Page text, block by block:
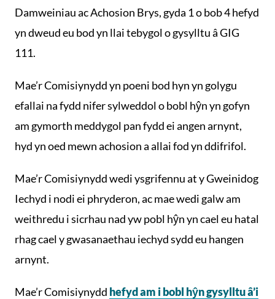
Damweiniau ac Achosion Brys, gyda 1 o bob 4 hefyd
yn dweud eu bod yn llai tebygol o gysylltu â GIG
111.
Mae’r Comisiynydd yn poeni bod hyn yn golygu
efallai na fydd nifer sylweddol o bobl hŷn yn gofyn
am gymorth meddygol pan fydd ei angen arnynt,
hyd yn oed mewn achosion a allai fod yn ddifrifol.
Mae’r Comisiynydd wedi ysgrifennu at y Gweinidog
Iechyd i nodi ei phryderon, ac mae wedi galw am
weithredu i sicrhau nad yw pobl hŷn yn cael eu hatal
rhag cael y gwasanaethau iechyd sydd eu hangen
arnynt.
Mae’r Comisiynydd hefyd am i bobl hŷn gysylltu â’i